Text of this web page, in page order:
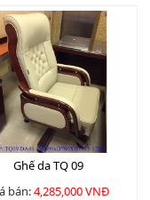
Ghế da TQ 09
bán:4,285,000 VNĐ